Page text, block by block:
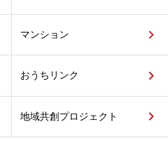
マンション
おうちリンク
地域共創プロジェクト